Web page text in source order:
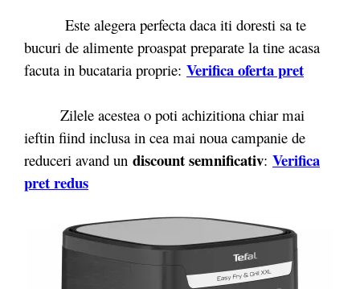
Este alegera perfecta daca iti doresti sa te
bucuri de alimente proaspat preparate la tine acasa
facuta in bucataria proprie: Verifica oferta pret
Zilele acestea o poti achizitiona chiar mai
ieftin fiind inclusa in cea mai noua campanie de
reduceri avand un discount semnificativ: Verifica
pret redus